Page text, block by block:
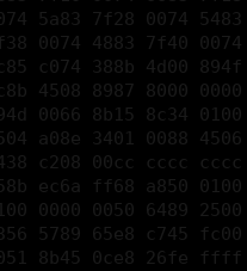
0066 8b15 8c34
a08e 3401 0088
c438 c208 00cc
ec6a ff68 a850
0000 0050 6489
5789 65e8 c745
5051 8b45 0ce8 26fe
00c3 8b65 e8c7
890d 0000 0000 5f5e
83ec 2853 5657
0000 008d 4424